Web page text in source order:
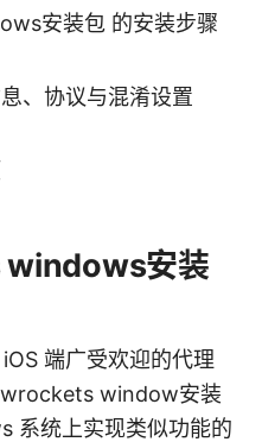
安装包 的安装步骤
、协议与混淆设置
安装
端广受欢迎的代理
window安装
系统上实现类似功能的